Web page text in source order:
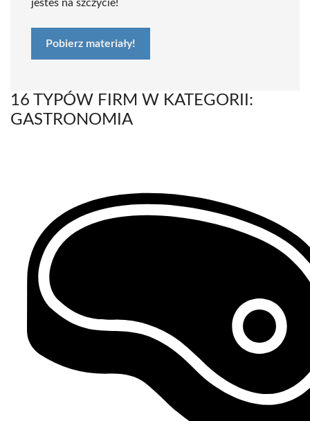
jesteś na szczycie!
Pobierz materiały!
16 TYPÓW FIRM W KATEGORII:
GASTRONOMIA